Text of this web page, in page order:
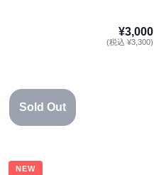
¥3,000
(税込 ¥3,300)
Sold Out
NEW